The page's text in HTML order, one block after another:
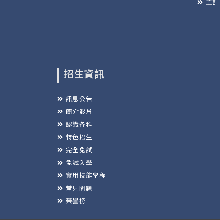
主
招生資訊
訊息公告
簡介影片
認識各科
特色招生
完全免試
免試入學
實用技能學程
常見問題
榮譽榜